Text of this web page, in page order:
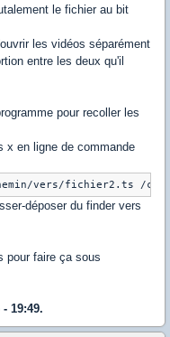
le fichier au bit
les vidéos séparément
entre les deux qu'il
pour recoller les
x en ligne de commande
vers/fichier2.ts /
déposer du finder vers
pour faire ça sous
19:49.